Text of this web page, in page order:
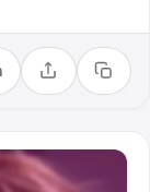
Compartilhar
Copiar